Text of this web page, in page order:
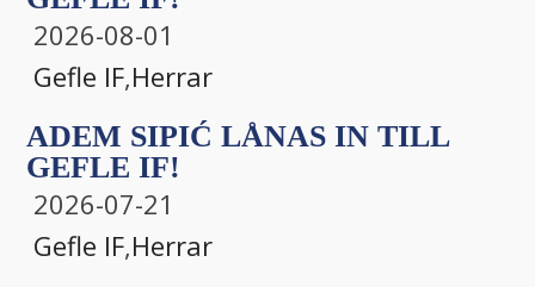
2026-08-01
Gefle IF,Herrar
ADEM SIPIĆ LÅNAS IN TILL
GEFLE IF!
2026-07-21
Gefle IF,Herrar